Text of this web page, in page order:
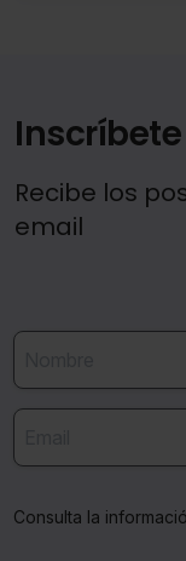
Recibe los
email
Consulta la